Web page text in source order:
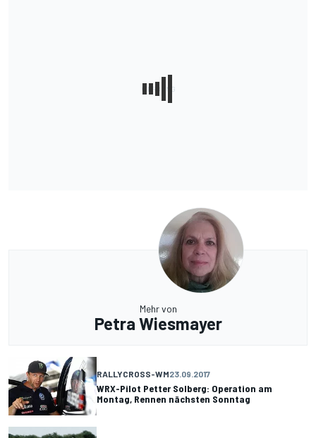
Mehr von
Petra Wiesmayer
RALLYCROSS-WM23.09.2017
WRX-Pilot Petter Solberg: Operation am
Montag, Rennen nächsten Sonntag